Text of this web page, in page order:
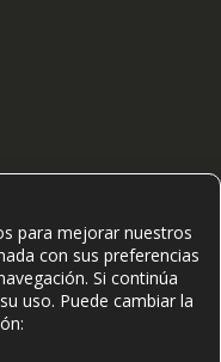
para mejorar nuestros
con sus preferencias
Si continúa
uso. Puede cambiar la
©2021.